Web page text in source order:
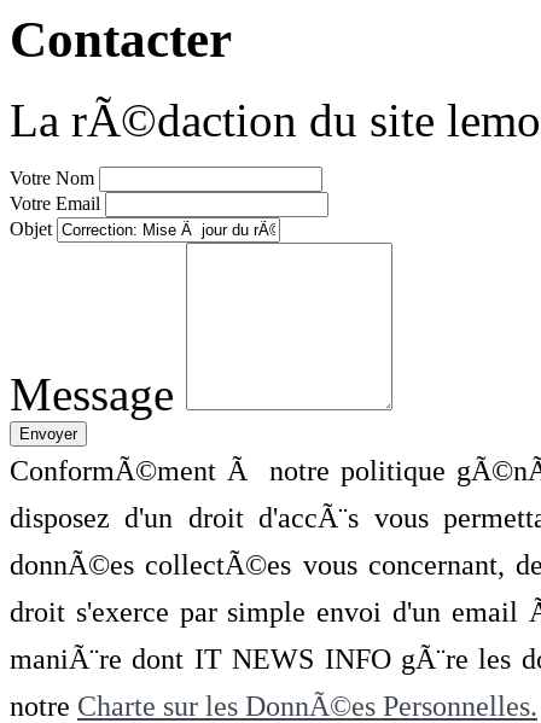
Contacter
La rÃ©daction du site
Votre Nom
Votre Email
Objet
Message
ConformÃ©ment Ã notre politique
disposez d'un droit d'accÃ¨s vous
donnÃ©es collectÃ©es vous concernant,
droit s'exerce par simple envoi d'un
maniÃ¨re dont IT NEWS INFO gÃ¨re les
notre Charte sur les DonnÃ©es Personnelles.